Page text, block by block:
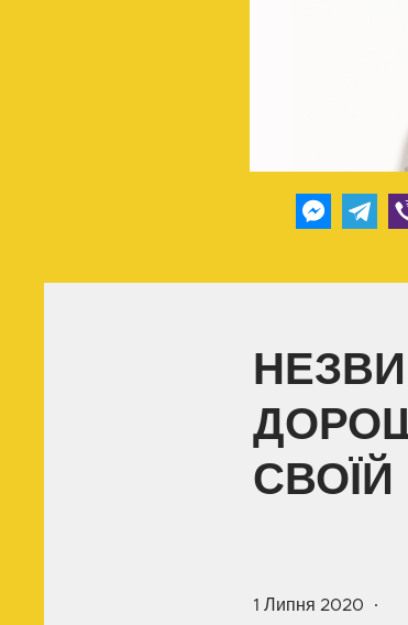
СВОЇЙ
1 Липня 2020